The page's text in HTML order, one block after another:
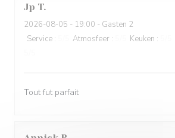
Jp T
2026-08-05 - 19:00 - Gasten 2
Service : Atmosfeer : Keuken :
Tout fut parfait